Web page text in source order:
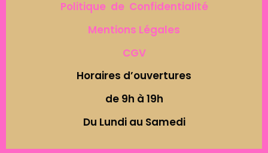
Politique de Confidentialité
Mentions Légales
CGV
Horaires d’ouvertures
de 9h à 19h
Du Lundi au Samedi